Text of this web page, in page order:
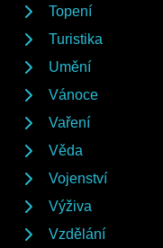
Topení
Turistika
Umění
Vánoce
Vaření
Věda
Vojenství
Výživa
Vzdělání